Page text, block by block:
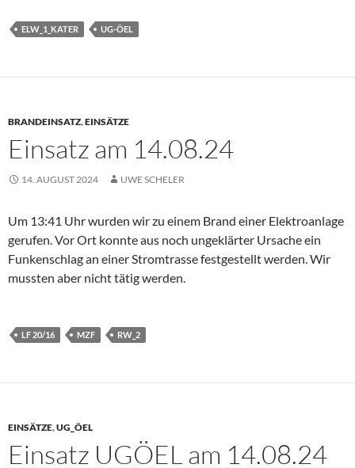
ELW_1_KATER UG-ÖEL
BRANDEINSATZ,EINSÄTZE
Einsatz am 14.08.24
14. AUGUST 2024 UWE SCHELER
Um 13:41 Uhr wurden wir zu einem Brand einer Elektroanlage
gerufen. Vor Ort konnte aus noch ungeklärter Ursache ein
Funkenschlag an einer Stromtrasse festgestellt werden. Wir
mussten aber nicht tätig werden.
LF 20/16 MZF RW_2
EINSÄTZE,UG_ÖEL
Einsatz UGÖEL am 14.08.24